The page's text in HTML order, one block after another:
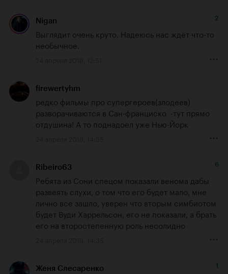
Nigan 2
Выглядит очень круто. Надеюсь нас ждёт что-то
необычное.
firewertyhm
редко фильмы про супергероев(злодеев)
разворачиваются в Сан-франциско  -тут прямо
отдушина! А то поднадоел уже Нью-Йорк
Ribeiro63 6
Ребята из Сони спецом показали венома дабы
развеять слухи, о том что его будет мало, мне
лично все зашло, уверен что вторым симбиотом
будет Вуди Харрельсон, его не показали, а брать
его на второстепенную роль несолидно
Женя Слесаренко 1